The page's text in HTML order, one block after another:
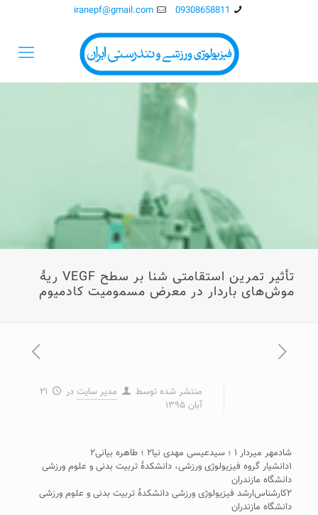
09308658811
iranepf@gmail.com
تأثیر تمرین استقامتی شنا بر سطح VEGF ریۀ
موش‌های باردار در معرض مسمومیت کادمیوم
منتشر شده توسط مدیر سایت در
۲۱
آبان ۱۳۹۵
شادمهر میردار ۱ ؛ سیدعیسی مهدی نیا۲ ؛ طاهره بیانی۲
۱دانشیار گروه فیزیولوژی ورزشی، دانشکدۀ تربیت بدنی و علوم ورزشی
دانشگاه مازندران
۲کارشناس‌ارشد فیزیولوژی ورزشی دانشکدۀ تربیت بدنی و علوم ورزشی
دانشگاه مازندران